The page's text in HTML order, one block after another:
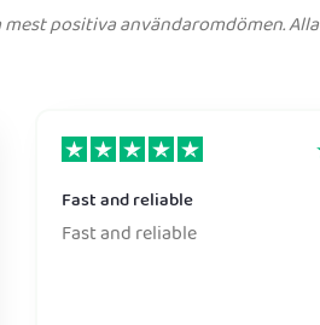
positiva användaromdömen.
Fast and reliable
Fast and reliable